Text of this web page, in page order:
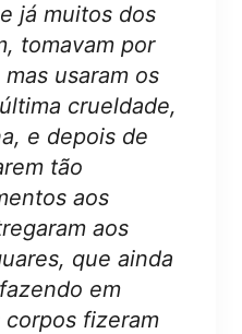
já muitos dos
tomavam por
usaram os
crueldade,
e depois de
tão
aos
aos
que ainda
em
fizeram